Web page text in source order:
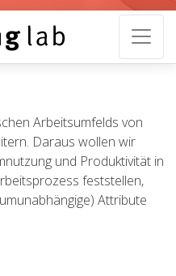
Arbeitsumfelds von
Daraus wollen wir
und Produktivität in
feststellen,
Attribute